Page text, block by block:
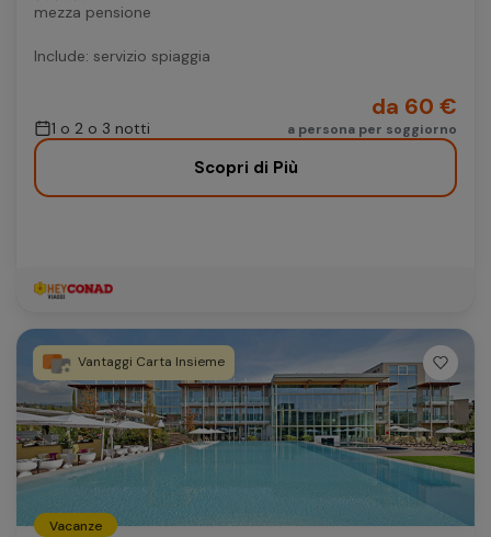
mezza pensione
Include: servizio spiaggia
1 o 2 o 3 notti
da 60 €
a persona per soggiorno
Scopri di Più
Vantaggi Carta Insieme
Vacanze